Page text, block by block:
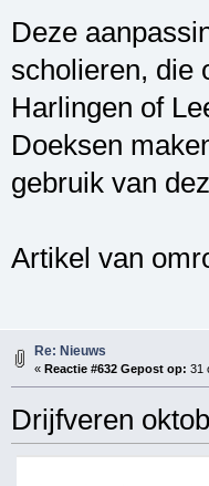
Deze
scholieren, die
Harlingen of
Doeksen
gebruik van
Artikel van
Re: Nieuws
« Reactie #632 Gepost op: 31
Drijfveren